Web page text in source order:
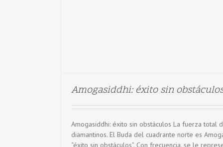
Amogasiddhi: éxito sin
Amogasiddhi: éxito sin obstáculos La fuerza total
diamantinos. El Buda del cuadrante norte es
“éxito sin obstáculos”. Con frecuencia, se le